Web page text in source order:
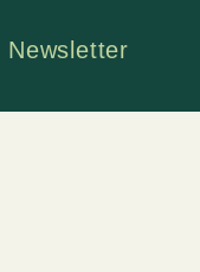
Newsletter